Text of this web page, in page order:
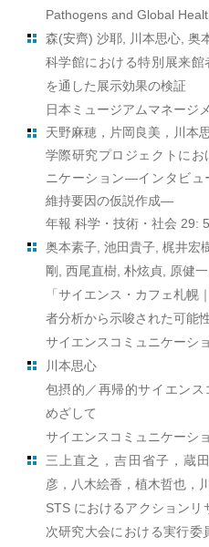
Pathogens and Global
森(安齊) 沙耶, 川本思心, 奥
科学館における特別展来
を通した展示効果の検証
日本ミュージアムマネージ
天野麻穂，片岡良美，川本
学際研究プロジェクトにお
ニケーション―インタビュ
維持要因の仮説作成―
年報 科学・技術・社会 29:
奥本素子, 池田貴子, 梶井宏
剛, 西尾直樹, 朴炫貞, 原健
「サイエンス・カフェ札幌
者分析から示唆された可能
サイエンスコミュニケーシ
川本思心
包摂的／再帰的サイエン
めざして
サイエンスコミュニケーシ
三上直之，吉田省子，蔵
彦，八木絵香，植木哲也，
STS におけるアクション
次研究大会における実行